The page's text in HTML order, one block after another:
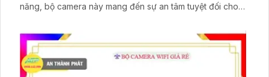
năng, bộ camera này mang đến sự an tâm tuyệt đối cho
giám sát, không chỉ đảm bảo hình ảnh rõ nét mà còn
trang bị chức năng thu âm cao cấp, giúp ghi lại mọi thông
tin cần thiết